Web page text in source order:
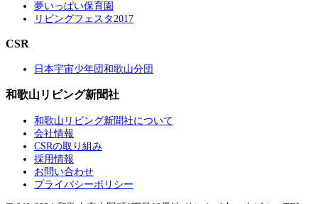
夢いっぱい保育園
リビングフェスタ2017
CSR
日本宇宙少年団和歌山分団
和歌山リビング新聞社
和歌山リビング新聞社について
会社情報
CSRの取り組み
採用情報
お問い合わせ
プライバシーポリシー